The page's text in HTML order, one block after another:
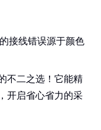
接线错误源于颜色
不二之选！它能精
开启省心省力的采